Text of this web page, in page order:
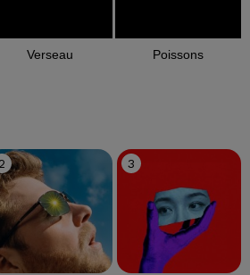
Verseau Poissons
2 3